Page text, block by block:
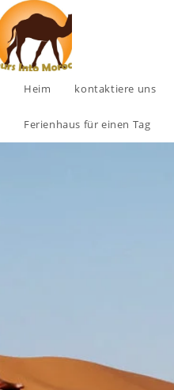
Heim kontaktiere uns
Ferienhaus für einen Tag